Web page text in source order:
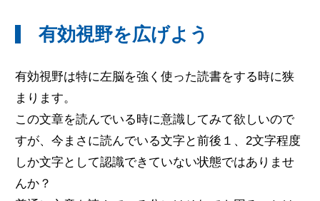
有効視野を広げよう
有効視野は特に左脳を強く使った読書をする時に狭
まります。
この文章を読んでいる時に意識してみて欲しいので
すが、今まさに読んでいる文字と前後１、2文字程度
しか文字として認識できていない状態ではありませ
んか？